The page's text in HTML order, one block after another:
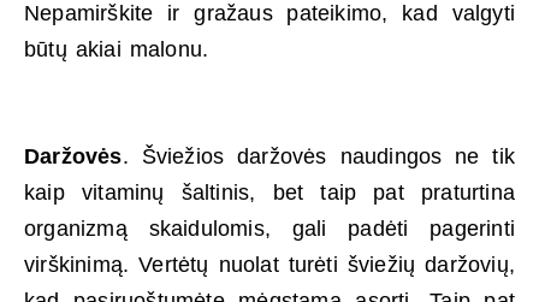
Nepamirškite ir gražaus pateikimo, kad valgyti
būtų akiai malonu.
Daržovės. Šviežios daržovės naudingos ne tik
kaip vitaminų šaltinis, bet taip pat praturtina
organizmą skaidulomis, gali padėti pagerinti
virškinimą. Vertėtų nuolat turėti šviežių daržovių,